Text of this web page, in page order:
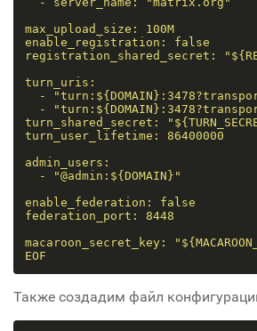
max_upload_size: 100M
enable_registration: false
registration_shared_secret:
turn_uris:
-
-
turn_shared_secret:
turn_user_lifetime: 86400000
admin_users:
  - "@admin:${DOMAIN}"
enable_federation: false
federation_port: 8448
macaroon_secret_key:
EOF
Также создадим файл